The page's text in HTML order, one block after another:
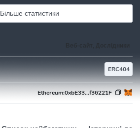
Більше статистики
ERC404
Ethereum:0xbE33...f36221F